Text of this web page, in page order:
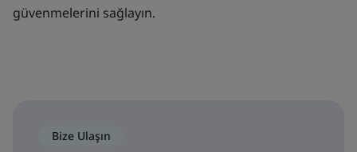
güvenmelerini sağlayın.
Bize Ulaşın